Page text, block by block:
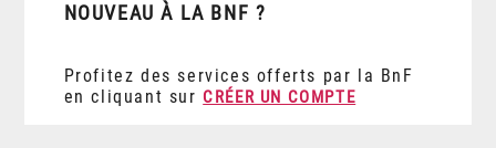
NOUVEAU À LA BNF ?
Profitez des services offerts par la BnF
en cliquant sur CRÉER UN COMPTE